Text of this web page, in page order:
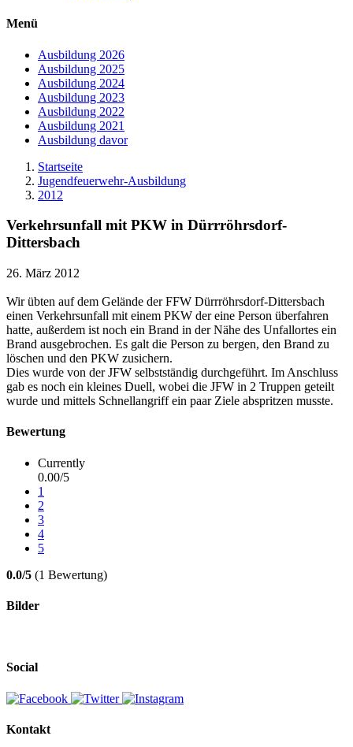
Menü
Ausbildung 2026
Ausbildung 2025
Ausbildung 2024
Ausbildung 2023
Ausbildung 2022
Ausbildung 2021
Ausbildung davor
Startseite
Jugendfeuerwehr-Ausbildung
2012
Verkehrsunfall mit PKW in Dürrröhrsdorf-
Dittersbach
26. März 2012
Wir übten auf dem Gelände der FFW Dürrröhrsdorf-Dittersbach
einen Verkehrsunfall mit einem PKW der eine Person überfahren
hatte, außerdem ist noch ein Brand in der Nähe des Unfallortes ein
Brand ausgebrochen. Es galt die Person zu bergen, den Brand zu
löschen und den PKW zusichern.
Dies wurde von der JFW selbstständig durchgeführt. Im Anschluss
gab es noch ein kleines Duell, wobei die JFW in 2 Truppen geteilt
wurde und mittels Schnellangriff ein paar Ziele abspritzen musste.
Bewertung
Currently
0.00/5
1
2
3
4
5
0.0/5 (1 Bewertung)
Bilder
Social
Kontakt